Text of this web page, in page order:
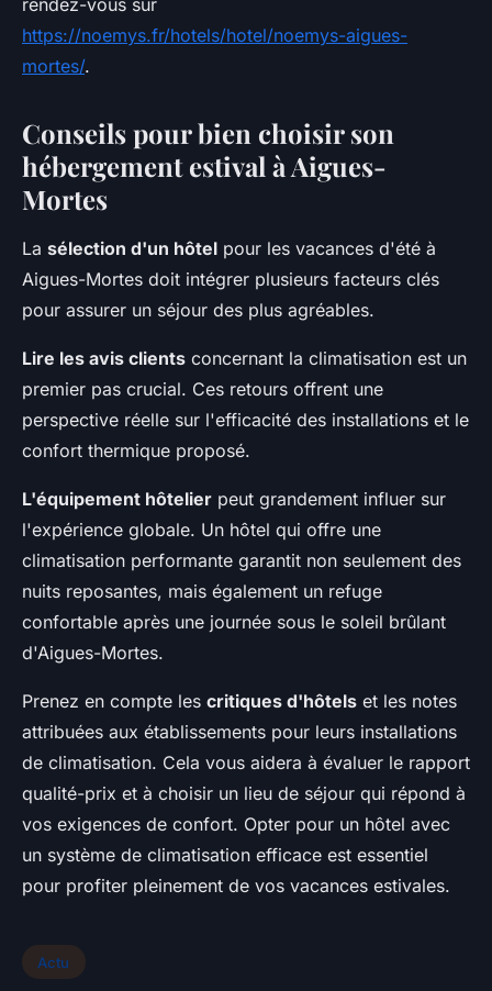
https://noemys.fr/hotels/hotel/noemys-aigues-
mortes/.
Conseils pour bien choisir son
hébergement estival à Aigues-
Mortes
La sélection d'un hôtel pour les vacances d'été à
Aigues-Mortes doit intégrer plusieurs facteurs clés
pour assurer un séjour des plus agréables.
Lire les avis clients concernant la climatisation est un
premier pas crucial. Ces retours offrent une
perspective réelle sur l'efficacité des installations et le
confort thermique proposé.
L'équipement hôtelier peut grandement influer sur
l'expérience globale. Un hôtel qui offre une
climatisation performante garantit non seulement des
nuits reposantes, mais également un refuge
confortable après une journée sous le soleil brûlant
d'Aigues-Mortes.
Prenez en compte les critiques d'hôtels et les notes
attribuées aux établissements pour leurs installations
de climatisation. Cela vous aidera à évaluer le rapport
qualité-prix et à choisir un lieu de séjour qui répond à
vos exigences de confort. Opter pour un hôtel avec
un système de climatisation efficace est essentiel
pour profiter pleinement de vos vacances estivales.
Actu